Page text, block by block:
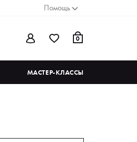
Помощь
0
МАСТЕР-КЛАССЫ